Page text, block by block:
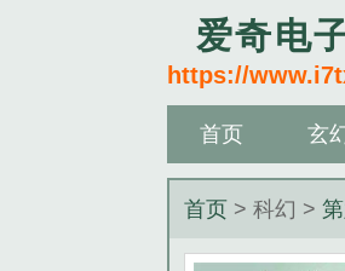
爱奇电
https://
首页 玄
首页 > 科幻 >